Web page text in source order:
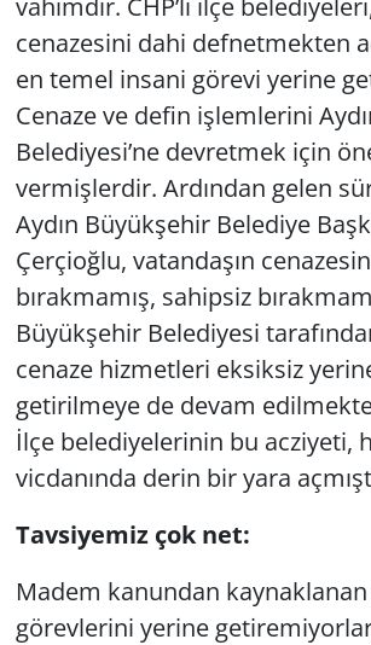
cenazesini dahi defnetmekten
en temel insani görevi yerine
Cenaze ve defin işlemlerini
Belediyesi’ne devretmek için
vermişlerdir. Ardından gelen
Aydın Büyükşehir Belediye
Çerçioğlu, vatandaşın
bırakmamış, sahipsiz
Büyükşehir Belediyesi
cenaze hizmetleri eksiksiz
getirilmeye de devam
İlçe belediyelerinin bu acziyeti,
vicdanında derin bir yara
Tavsiyemiz çok net:
Madem kanundan
görevlerini yerine